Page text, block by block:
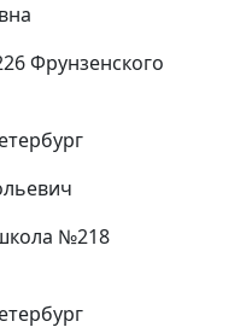
Фрунзенского
№218